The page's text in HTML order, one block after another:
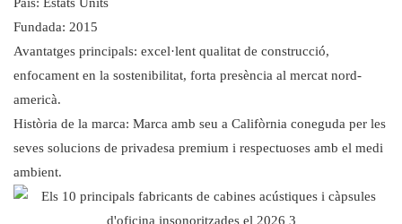
Fundada: 2015
Avantatges principals: excel·lent qualitat de construcció,
enfocament en la sostenibilitat, forta presència al mercat nord-
americà.
Història de la marca: Marca amb seu a Califòrnia coneguda per les
seves solucions de privadesa premium i respectuoses amb el medi
ambient.